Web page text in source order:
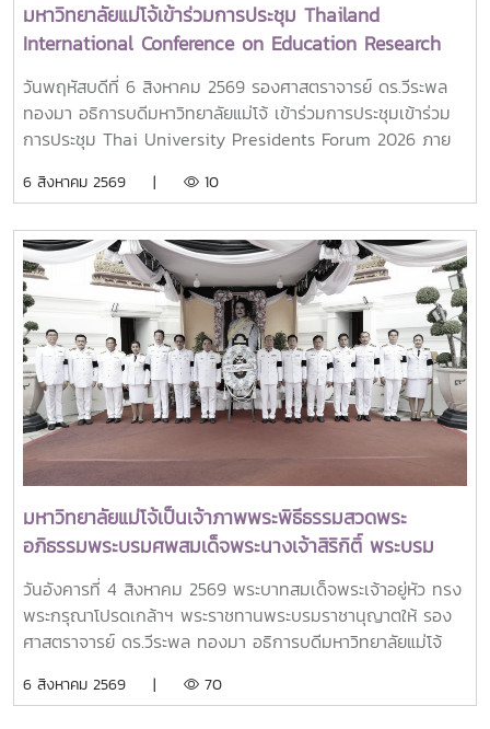
มหาวิทยาลัยแม่โจ้เข้าร่วมการประชุม Thailand
International Conference on Education Research
(ThaiCER) 2026
วันพฤหัสบดีที่ 6 สิงหาคม 2569 รองศาสตราจารย์ ดร.วีระพล
ทองมา อธิการบดีมหาวิทยาลัยแม่โจ้ เข้าร่วมการประชุมเข้าร่วม
การประชุม Thai University Presidents Forum 2026 ภาย
ได้รับเกียรติจาก ศาสตราจารย์ ดร.ยศชนัน วงศ์สวัสดิ์ รองนายก
วิทยาศาสตร์ วิจัยและนวัตกรรม เป็นประธานเปิดงาน ณ โรงแรม
เซ็นทารา แกรนด์ แอท เซ็นทรัลพลาซ่าลาดพร้าว กทม.สำหรับ
การประชุม Thai University Presidential Forum 2026 มี
นายดนุพร ปุณณกันต์ ผู้ช่วยรัฐมนตรีประจำกระทรวง อว.
ทพญ.ศรีญาดา ปาลิมาพันธ์ ที่ปรึกษา รมว.อว. ศ.ดร.ศุภชัย
ปทุมนากุล ปลัดกระทรวง อว. ดร.พันธุ์เพิ่มศักดิ์ อารุณี รองปลัด
กระทรวง อว. นางศรินยา สาขากร ผู้ช่วยปลัดกระทรวง อว.
คณะผู้บริหารหน่วยงานในกระทรวง อว. Professor Tan Eng
Chye, President, National University of Singapore
Professor Yang Bin , Vice Chancellor, Tsinghua
University Council Professor Tan Eng Chye อธิการบดี
มหาวิทยาลัยแห่งชาติสิงคโปร์ Professor Yang Bin รองประธาน
สภามหาวิทยาลัยชิงหวา ตลอดจนประธานที่ประชุมอธิการบดี ทั้ง
4 แห่ง ได้แก่ ที่ประชุมอธิการบดีแห่งประเทศไทย (ทปอ.) ที่ประชุม
อธิการบดีมหาวิทยาลัยราชภัฏ (ทปอ.มรภ.) ที่ประชุมอธิการบดี
มหาวิทยาลัยเทคโนโลยีราชมงคล (ทปอ.มทร.) สมาคมสถาบัน
แลกเปลี่ยนประสบการณ์ด้าน Reinventing University ผ่าน
6 สิงหาคม 2569 | 10
มหาวิทยาลัยแม่โจ้เป็นเจ้าภาพพระพิธีธรรมสวดพระ
อภิธรรมพระบรมศพสมเด็จพระนางเจ้าสิริกิติ์ พระบรม
ราชินีนาถ พระบรมราชชนนีพันปีหลวง พร้อมเข้ากราบ
ถวายบังคมพระศพ สมเด็จพระเจ้าลูกเธอ เจ้าฟ้าพัชรกิติยา
ภา นเรนทิราเทพยวดี กรมหลวงราชสาริณีสิริพัชร มหา
วันอังคารที่ 4 สิงหาคม 2569 พระบาทสมเด็จพระเจ้าอยู่หัว ทรง
พระกรุณาโปรดเกล้าฯ พระราชทานพระบรมราชานุญาตให้ รอง
ศาสตราจารย์ ดร.วีระพล ทองมา อธิการบดีมหาวิทยาลัยแม่โจ้
บุคลากร รวมจำนวน 25 คน เป็นเจ้าภาพพระพิธีธรรมสวดพระ
6 สิงหาคม 2569 | 70